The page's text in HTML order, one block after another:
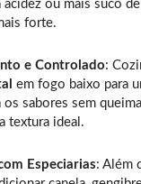
acidez ou mais suco
forte.
e Controlado:
em fogo baixo para
os sabores sem
textura ideal.
Especiarias: Além